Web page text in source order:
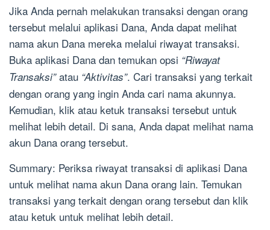
Jika Anda pernah melakukan transaksi dengan orang
tersebut melalui aplikasi Dana, Anda dapat melihat
nama akun Dana mereka melalui riwayat transaksi.
Buka aplikasi Dana dan temukan opsi “Riwayat
Transaksi”atau “Aktivitas”. Cari transaksi yang terkait
dengan orang yang ingin Anda cari nama akunnya.
Kemudian, klik atau ketuk transaksi tersebut untuk
melihat lebih detail. Di sana, Anda dapat melihat nama
akun Dana orang tersebut.
Summary: Periksa riwayat transaksi di aplikasi Dana
untuk melihat nama akun Dana orang lain. Temukan
transaksi yang terkait dengan orang tersebut dan klik
atau ketuk untuk melihat lebih detail.